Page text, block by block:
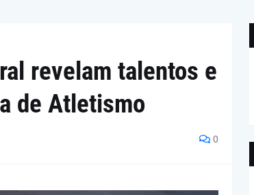
revelam talentos e
de Atletismo
0